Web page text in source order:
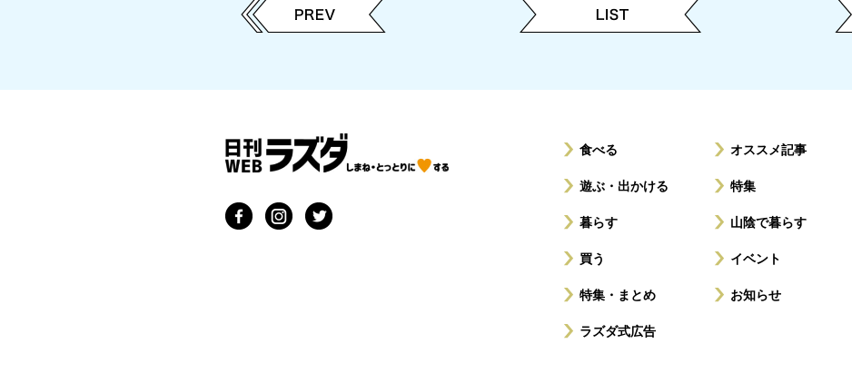
食べる
遊ぶ・出かける
暮らす
買う
特集・まとめ
ラズダ式広告
オススメ記事
特集
山陰で暮らす
イベント
お知らせ